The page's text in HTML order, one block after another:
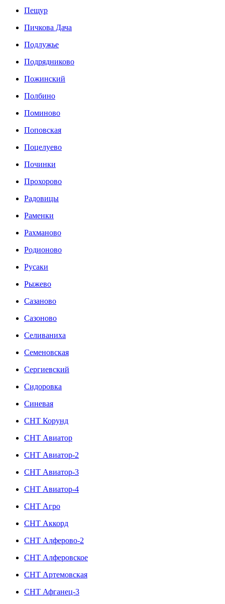
Пещур
Пичкова Дача
Подлужье
Подрядниково
Пожинский
Полбино
Поминово
Поповская
Поцелуево
Починки
Прохорово
Радовицы
Раменки
Рахманово
Родионово
Русаки
Рыжево
Сазаново
Сазоново
Селиваниха
Семеновская
Сергиевский
Сидоровка
Синевая
СНТ Корунд
СНТ Авиатор
СНТ Авиатор-2
СНТ Авиатор-3
СНТ Авиатор-4
СНТ Агро
СНТ Аккорд
СНТ Алферово-2
СНТ Алферовское
СНТ Артемовская
СНТ Афганец-3